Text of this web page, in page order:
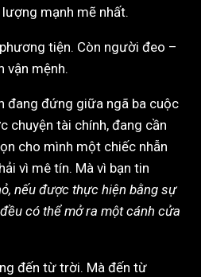
mạnh mẽ nhất.
tiện. Còn người đeo –
vận mệnh.
đang đứng giữa ngã ba cuộc
chuyện tài chính, đang cần
cho mình một chiếc nhẫn
vì mê tín. Mà vì bạn tin
nếu được thực hiện bằng sự
có thể mở ra một cánh cửa
đến từ trời. Mà đến từ